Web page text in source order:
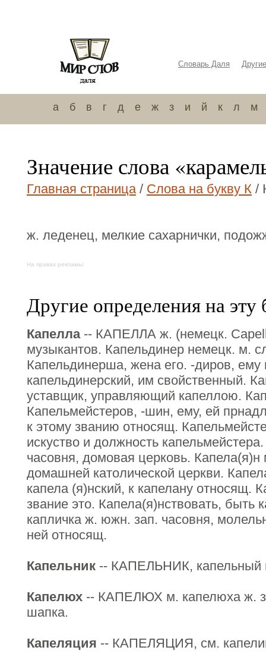
Словарь Даля
а б в г д е ж з и й к л м
Значение слова
Главная страница/ Слова на букву К /
ж. леденец, мелкие сахарнички,
На правах рекламы:
Другие определения на эту
Капелла-- КАПЕЛЛА ж. (немецк.
музыкантов. Капельдинер немецк. м.
Капельдинерша, жена его. -диров,
капельдинерский, им свойственный.
уставщик, управляющий капеллою.
Капельмейстеров, -шин, ему, ей
к этому званию относящ.
искуство и должность
часовня, домовая церковь.
домашней католической церкви.
капела (я)нский, к капелану относящ.
звание это. Капела(я)нствовать, быть
капличка ж. южн. зап. часовня,
ней относящ.
Капельник -- КАПЕЛЬНИК, капельный
Капелюх -- КАПЕЛЮХ м. капелюха ж.
шапка.
Капеляция -- КАПЕЛЯЦИЯ, см.